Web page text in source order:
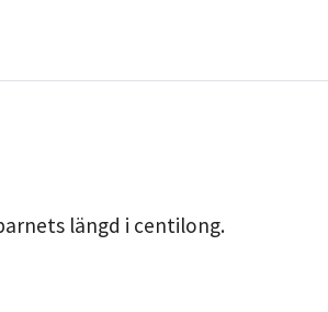
längd i centilong.